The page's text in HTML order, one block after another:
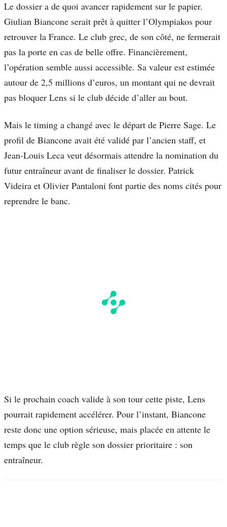
Le dossier a de quoi avancer rapidement sur le papier.
Giulian Biancone serait prêt à quitter l’Olympiakos pour
retrouver la France. Le club grec, de son côté, ne fermerait
pas la porte en cas de belle offre. Financièrement,
l’opération semble aussi accessible. Sa valeur est estimée
autour de 2,5 millions d’euros, un montant qui ne devrait
pas bloquer Lens si le club décide d’aller au bout.
Mais le timing a changé avec le départ de Pierre Sage. Le
profil de Biancone avait été validé par l’ancien staff, et
Jean-Louis Leca veut désormais attendre la nomination du
futur entraîneur avant de finaliser le dossier. Patrick
Videira et Olivier Pantaloni font partie des noms cités pour
reprendre le banc.
Si le prochain coach valide à son tour cette piste, Lens
pourrait rapidement accélérer. Pour l’instant, Biancone
reste donc une option sérieuse, mais placée en attente le
temps que le club règle son dossier prioritaire : son
entraîneur.